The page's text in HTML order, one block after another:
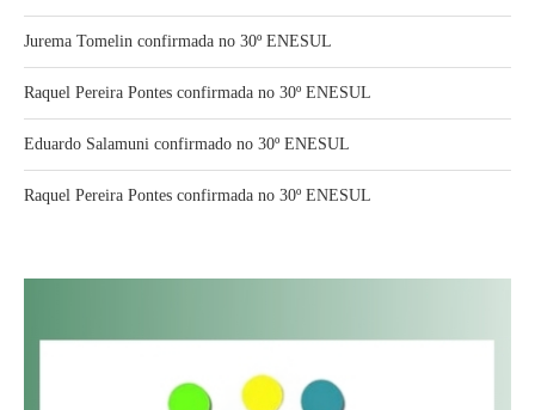
Jurema Tomelin confirmada no 30º ENESUL
Raquel Pereira Pontes confirmada no 30º ENESUL
Eduardo Salamuni confirmado no 30º ENESUL
Raquel Pereira Pontes confirmada no 30º ENESUL